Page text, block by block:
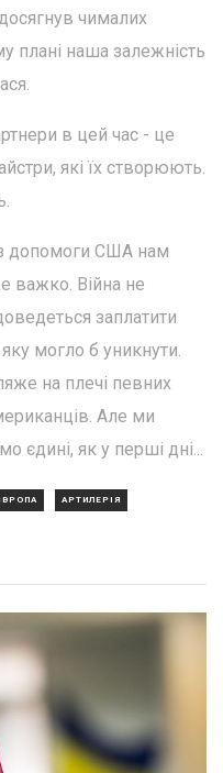
чималих
плані наша залежність
в цей час - це
які їх створюють.
допомоги США нам
важко. Війна не
заплатити
могло б уникнути.
на плечі певних
Але ми
єдині, як у перші дні...
АРТИЛЕРІЯ